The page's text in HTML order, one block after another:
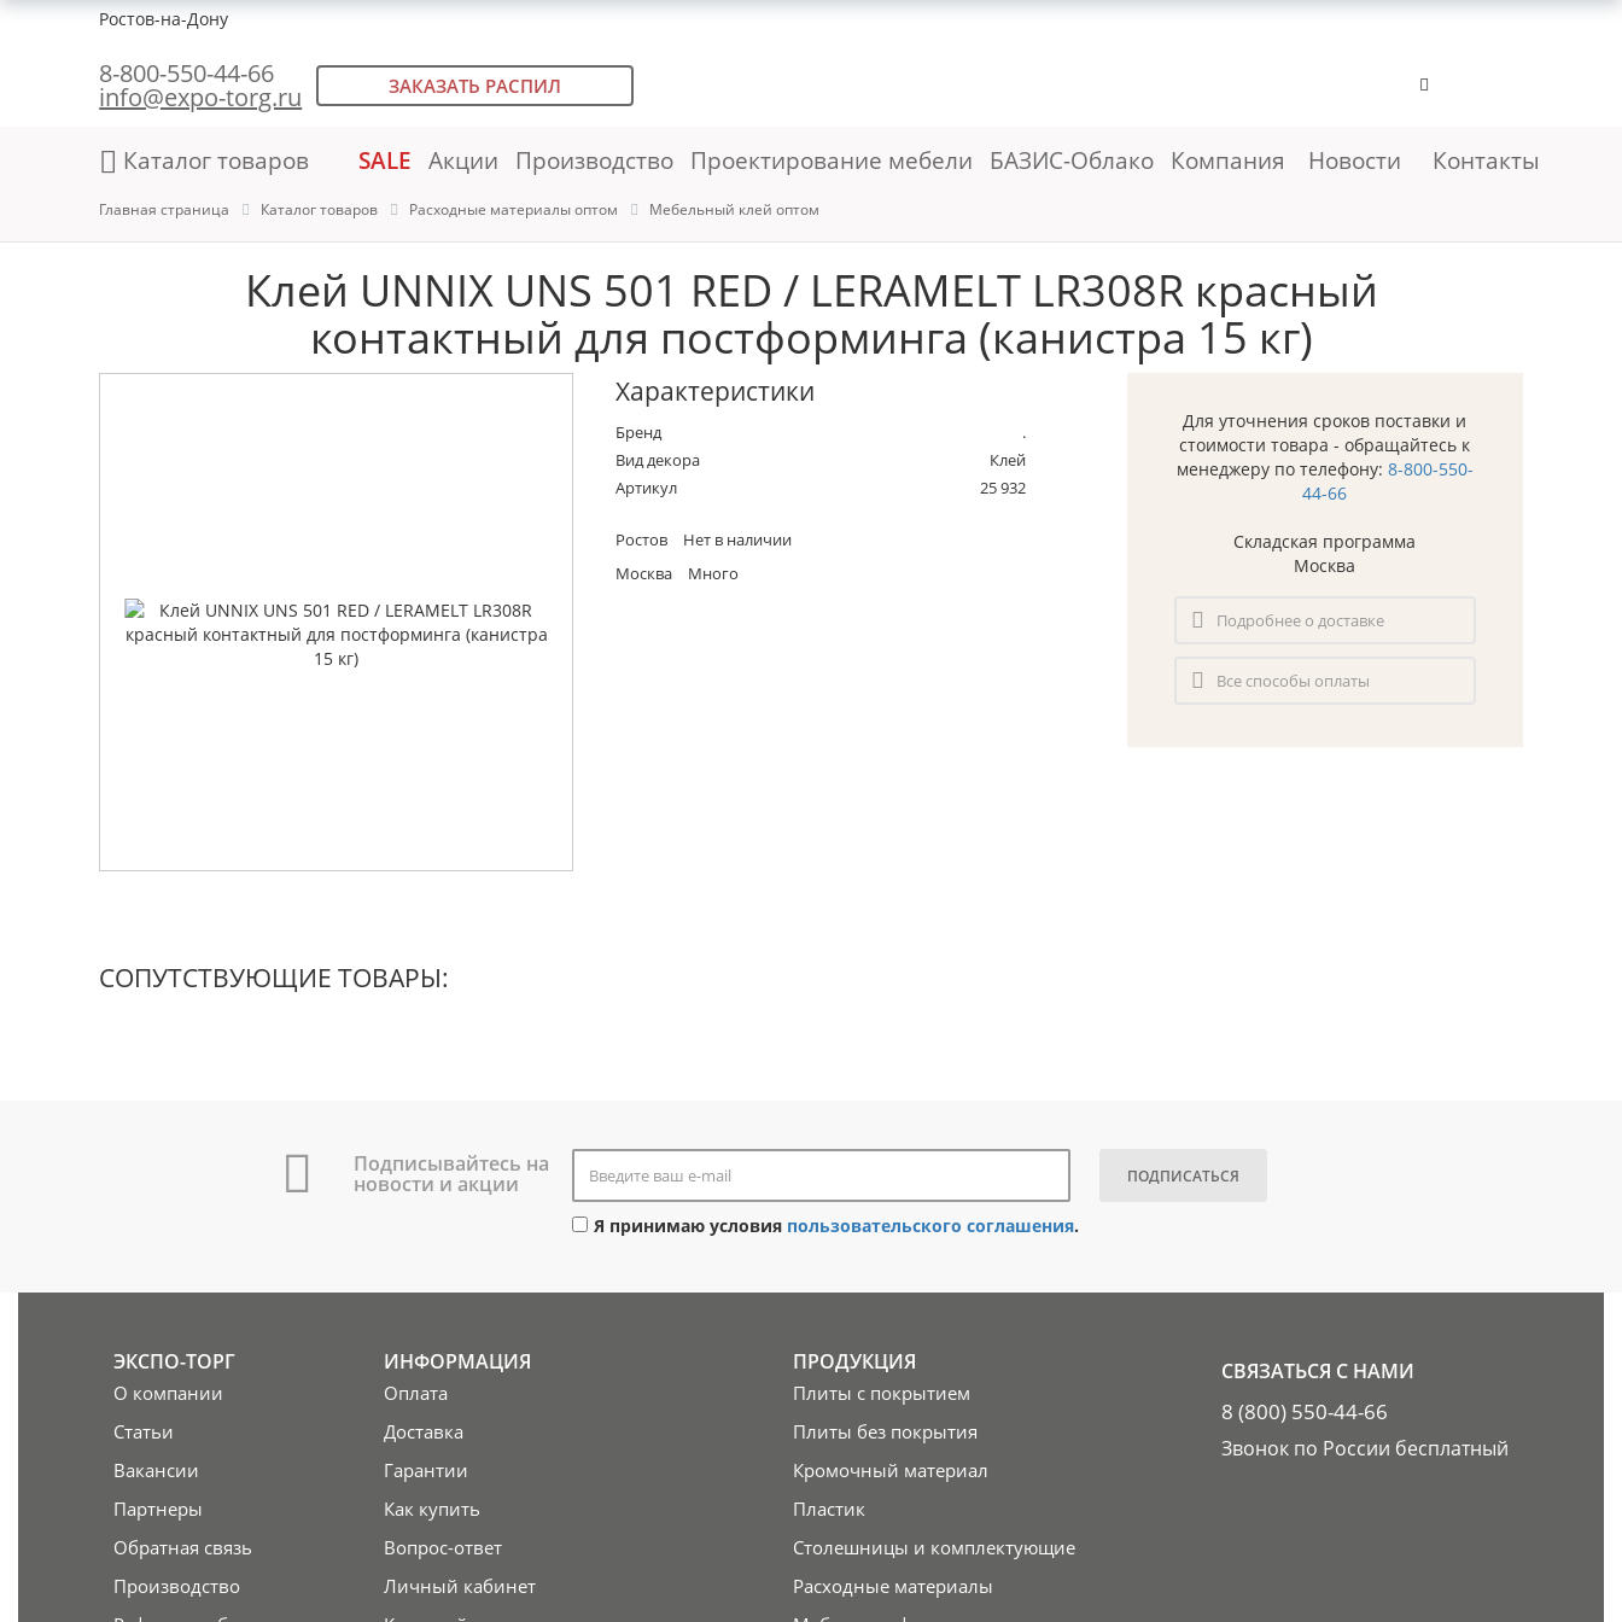
Ростов-на-Дону
8-800-550-44-66
info@expo-torg.ru ЗАКАЗАТЬ РАСПИЛ
Каталог товаров SALE Акции Производство Проектирование мебели БАЗИС-Облако Компания Новости Контакты
Главная страница Каталог товаров Расходные материалы оптом Мебельный клей оптом
Клей UNNIX UNS 501 RED / LERAMELT LR308R красный
контактный для постформинга (канистра 15 кг)
Характеристики
Бренд
.
Вид декора
Клей
Артикул
25 932
Ростов
Нет в наличии
Москва
Много
Для уточнения сроков поставки и
стоимости товара - обращайтесь к
менеджеру по телефону: 8-800-550-
44-66
Складская программа
Москва
Подробнее о доставке
Все способы оплаты
СОПУТСТВУЮЩИЕ ТОВАРЫ:
Подписывайтесь на
новости и акции ПОДПИСАТЬСЯ
Я принимаю условия пользовательского соглашения.
ЭКСПО-ТОРГ
О компании
Статьи
Вакансии
Партнеры
Обратная связь
Производство
ИНФОРМАЦИЯ
Оплата
Доставка
Гарантии
Как купить
Вопрос-ответ
Личный кабинет
ПРОДУКЦИЯ
Плиты с покрытием
Плиты без покрытия
Кромочный материал
Пластик
Столешницы и комплектующие
Расходные материалы
СВЯЗАТЬСЯ С НАМИ
8 (800) 550-44-66
Звонок по России бесплатный